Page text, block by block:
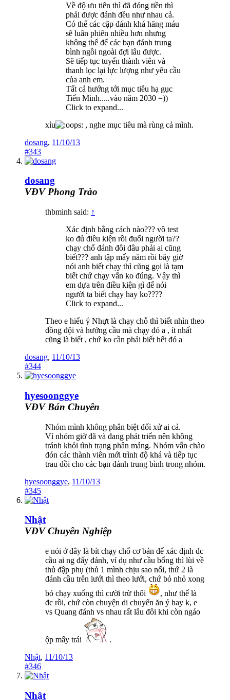
Về độ ưu tiên thì đã đóng tiền thì
phải được đánh đều như nhau cả.
Có thể các cặp đánh khá hăng máu
sẽ luân phiên nhiều hơn nhưng
không thể để các bạn đánh trung
bình ngồi ngoài đợi lâu được.
Sẽ tiếp tục tuyển thành viên và
thanh lọc lại lực lượng như yêu cầu
của anh em.
Tất cả hướng tới mục tiêu hạ gục
Tiến Minh.....vào năm 2030 =))
Click to expand...
xỉu
, nghe mục tiêu mà rùng cả mình.
dosang, 11/10/13
#343
dosang
VĐV Phong Trào
thbminh said: ↑
Xác định bằng cách nào??? vô test
ko đủ điều kiện rồi đuổi người ta??
chạy chổ đánh đôi đâu phải ai cũng
biết??? anh tập mấy năm rồi bây giờ
nói anh biết chạy thì cũng gọi là tạm
biết chứ chạy vẫn ko đúng. Vậy thì
em dựa trên điều kiện gì để nói
người ta biết chạy hay ko????
Click to expand...
Theo e hiểu ý Nhựt là chạy chỗ thì biết nhìn theo
đồng đội và hướng cầu mà chạy đó a , ít nhất
cũng là biết , chứ ko cần phải biết hết đó a
dosang, 11/10/13
#344
hyesoonggye
VĐV Bán Chuyên
Nhóm mình không phân biệt đối xử ai cả.
Vì nhóm giờ đã và đang phát triển nên không
tránh khỏi tình trạng phân mảng. Nhóm vẫn chào
đón các thành viên mới trình độ khá và tiếp tục
trau dồi cho các bạn đánh trung bình trong nhóm.
hyesoonggye, 11/10/13
#345
Nhật
VĐV Chuyên Nghiệp
e nói ở đây là bít chạy chổ cơ bản để xác định đc
cầu ai ng đấy đánh, ví dụ như cầu bổng thì lùi về
thủ đập phụ (thủ 1 mình chịu sao nổi, thứ 2 là
đánh cầu trên lưới thì theo lưới, chứ bỏ nhỏ xong
bỏ chạy xuống thì cười trừ thôi
, như thế là
đc rồi, chứ còn chuyện di chuyển ăn ý hay k, e
vs Quang đánh vs nhau rất lâu đôi khi còn ngáo
ộp mấy trái
.
Nhật, 11/10/13
#346
Nhật